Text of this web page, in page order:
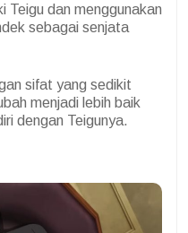
Teigu dan menggunakan
sebagai senjata
sifat yang sedikit
menjadi lebih baik
dengan Teigunya.